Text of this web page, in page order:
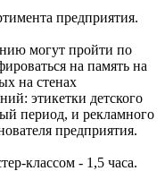
предприятия.
могут пройти по
на память на
на стенах
этикетки детского
период, и рекламного
предприятия.
классом - 1,5 часа.